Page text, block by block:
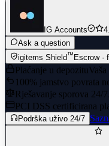
IG Accounts
Ask a question
igitems Shield™ Escrow ·
Plaćanje u depozitu
100% jamstvo povrata
Rješavanje sporova 24/7
PCI DSS certificirana
Podrška uživo 24/7